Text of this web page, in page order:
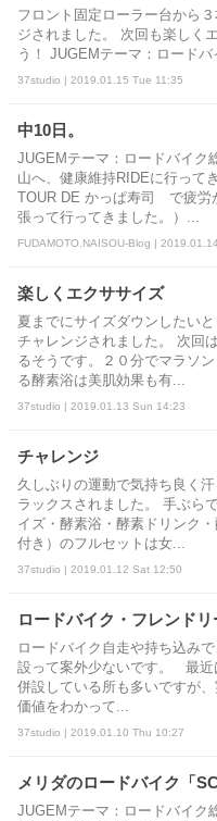
フロント固定ローラー台から
ジされました。 次回も楽しく
う！ JUGEMテーマ：ロードバ
37studio | 2019.01.15 Tue 11:35
中10日。
JUGEMテーマ：ロードバイク
山へ、健康維持RIDEに行って
TOUR DE かっぱ寿司 で疲労
張って行ってきました。）...
FUDAMOTO.NAISOU-Blog |
楽しくエクササイズ
夏までにサイズダウンしたい
チャレンジされました。 次回
るそうです。２０分でマラソ
る酵素浴は美肌効果も有...
37studio | 2019.01.13 Sun 14:23
チャレンジ
久しぶりの運動で気持ち良く
ラックスされました。 手ぶら
イズ・酵素浴・酵素ドリンク
付き）のフルセットは女...
37studio | 2019.01.12 Sat 12:50
ロードバイク・フレンドリ
ロードバイク自走や持ち込み
設って案外少ないです。 最近
併設している所も多いですが
価値をわかって...
37studio | 2019.01.10 Thu 10:27
メリダのロードバイク「
JUGEMテーマ：ロードバイク